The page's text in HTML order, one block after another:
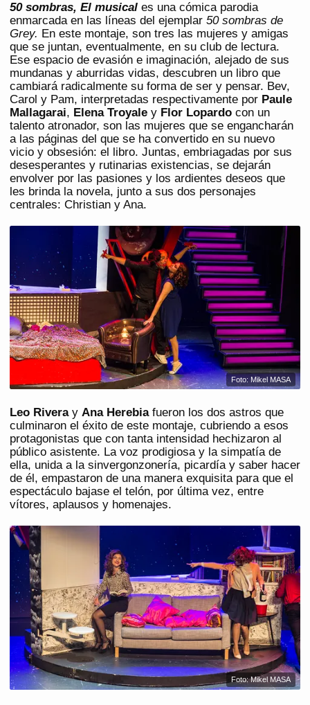
50 sombras, El musical es una cómica parodia
enmarcada en las líneas del ejemplar 50 sombras de
Grey. En este montaje, son tres las mujeres y amigas
que se juntan, eventualmente, en su club de lectura.
Ese espacio de evasión e imaginación, alejado de sus
mundanas y aburridas vidas, descubren un libro que
cambiará radicalmente su forma de ser y pensar. Bev,
Carol y Pam, interpretadas respectivamente por Paule
Mallagarai, Elena Troyale y Flor Lopardo con un
talento atronador, son las mujeres que se engancharán
a las páginas del que se ha convertido en su nuevo
vicio y obsesión: el libro. Juntas, embriagadas por sus
desesperantes y rutinarias existencias, se dejarán
envolver por las pasiones y los ardientes deseos que
les brinda la novela, junto a sus dos personajes
centrales: Christian y Ana.
Foto: Mikel MASA
Leo Rivera y Ana Herebia fueron los dos astros que
culminaron el éxito de este montaje, cubriendo a esos
protagonistas que con tanta intensidad hechizaron al
público asistente. La voz prodigiosa y la simpatía de
ella, unida a la sinvergonzonería, picardía y saber hacer
de él, empastaron de una manera exquisita para que el
espectáculo bajase el telón, por última vez, entre
vítores, aplausos y homenajes.
Foto: Mikel MASA